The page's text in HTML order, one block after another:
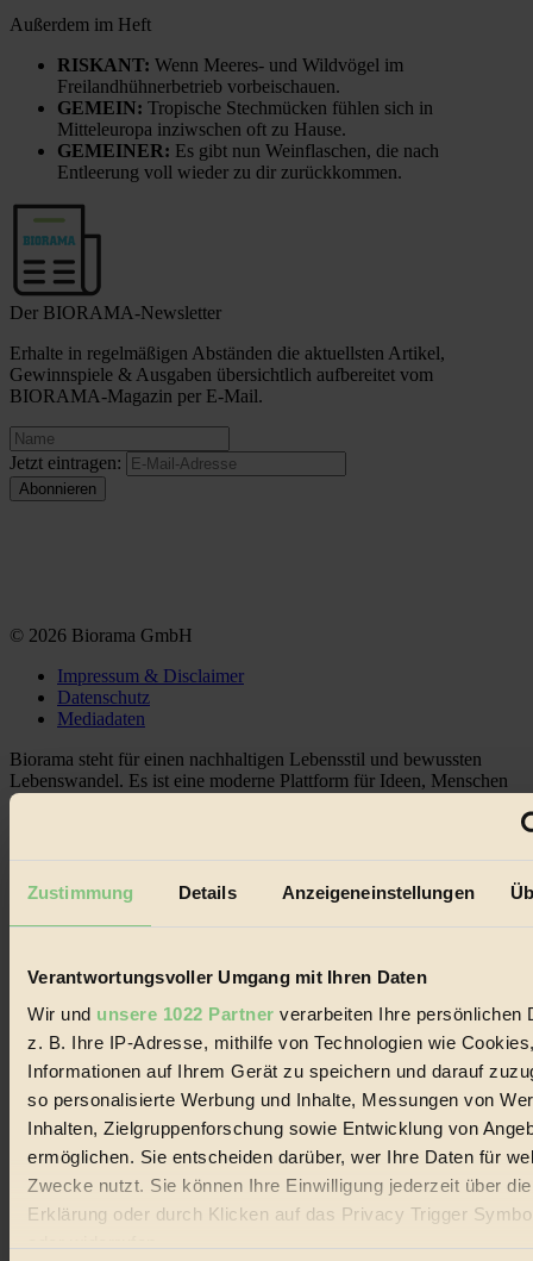
Zustimmung Details Anzeigeneinstellungen
Verantwortungsvoller Umgang mit Ihren Daten
Wir und unsere 1022 Partner verarbeiten Ihre persönlichen
z. B. Ihre IP-Adresse, mithilfe von Technologien wie
Informationen auf Ihrem Gerät zu speichern und darauf
so personalisierte Werbung und Inhalte, Messungen von
Inhalten, Zielgruppenforschung sowie Entwicklung von
ermöglichen. Sie entscheiden darüber, wer Ihre Daten für
Zwecke nutzt. Sie können Ihre Einwilligung jederzeit über
Erklärung oder durch Klicken auf das Privacy Trigger
Außerdem im Heft
RISKANT: Wenn Meeres- und Wildvögel im
Freilandhühnerbetrieb vorbeischauen.
GEMEIN: Tropische Stechmücken fühlen sich in
Mitteleuropa inziwschen oft zu Hause.
GEMEINER: Es gibt nun Weinflaschen, die nach
Entleerung voll wieder zu dir zurückkommen.
Der BIORAMA-Newsletter
Erhalte in regelmäßigen Abständen die aktuellsten Artikel,
Gewinnspiele & Ausgaben übersichtlich aufbereitet vom
BIORAMA-Magazin per E-Mail.
Jetzt eintragen:
© 2026 Biorama GmbH
Impressum & Disclaimer
Datenschutz
Mediadaten
Biorama steht für einen nachhaltigen Lebensstil und bewussten
Lebenswandel. Es ist eine moderne Plattform für Ideen, Menschen
und Produkte, ein Leitfaden im schnell wachsenden Markt des
Social Media
22.601 Fans auf Facebook
3.415 Follower auf Twitter
Themen
Bio
Nachhaltigkeit
Vegan